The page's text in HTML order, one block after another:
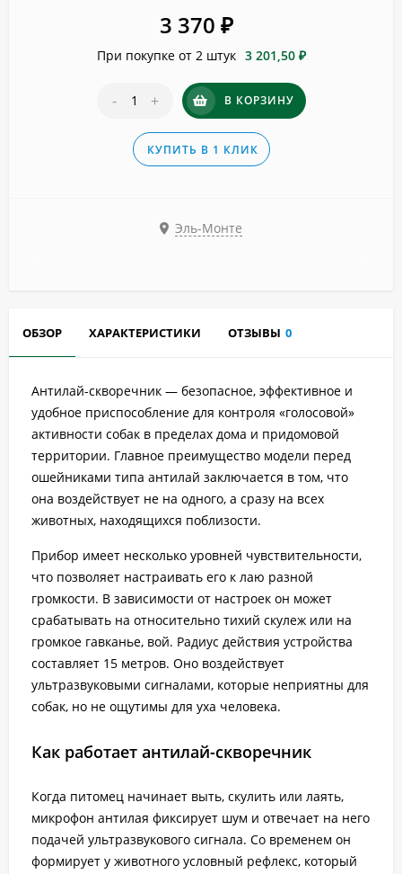
3 370 ₽
При покупке от 2 штук 3 201,50 ₽
- + В КОРЗИНУ
КУПИТЬ В 1 КЛИК
Эль-Монте
ОБЗОР ХАРАКТЕРИСТИКИ ОТЗЫВЫ 0
Антилай-скворечник — безопасное, эффективное и
удобное приспособление для контроля «голосовой»
активности собак в пределах дома и придомовой
территории. Главное преимущество модели перед
ошейниками типа антилай заключается в том, что
она воздействует не на одного, а сразу на всех
животных, находящихся поблизости.
Прибор имеет несколько уровней чувствительности,
что позволяет настраивать его к лаю разной
громкости. В зависимости от настроек он может
срабатывать на относительно тихий скулеж или на
громкое гавканье, вой. Радиус действия устройства
составляет 15 метров. Оно воздействует
ультразвуковыми сигналами, которые неприятны для
собак, но не ощутимы для уха человека.
Как работает антилай-скворечник
Когда питомец начинает выть, скулить или лаять,
микрофон антилая фиксирует шум и отвечает на него
подачей ультразвукового сигнала. Со временем он
формирует у животного условный рефлекс, который